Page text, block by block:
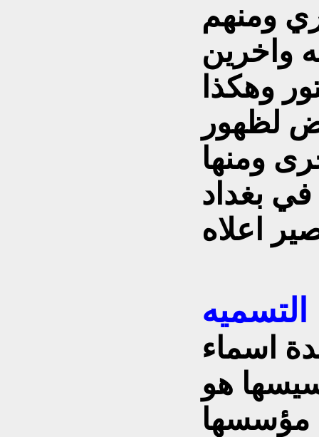
ومنهم
واخرين
وهكذا
لظهور
ومنها
في بغداد
التسميه
اسماء
هو
مؤسسها